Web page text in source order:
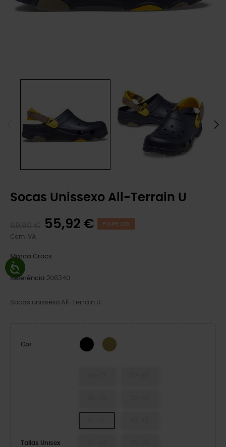
Socas Unissexo All-Terrain U
55,92 € POUPE 20%
Com IVA
Marca Crocs
Referência 206340
Socas unissexo All-Terrain U
Cor BLACK/BLACK
Khaki/Multi
Tallas Unisex